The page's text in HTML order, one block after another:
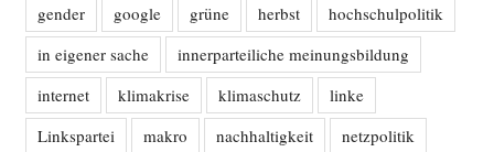
gender
google grüne herbst
hochschulpolitik
in eigener sache
innerparteiliche meinungsbildung
internet
klimakrise klimaschutz
linke
Linkspartei
makro nachhaltigkeit
netzpolitik